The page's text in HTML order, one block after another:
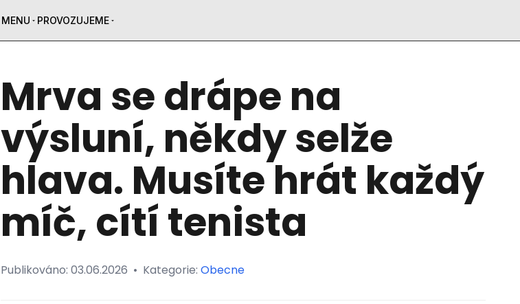
MENU PROVOZUJEME
Mrva se drápe na
výsluní, někdy selže
hlava. Musíte hrát každý
míč, cítí tenista
Publikováno: 03.06.2026 • Kategorie: Obecne